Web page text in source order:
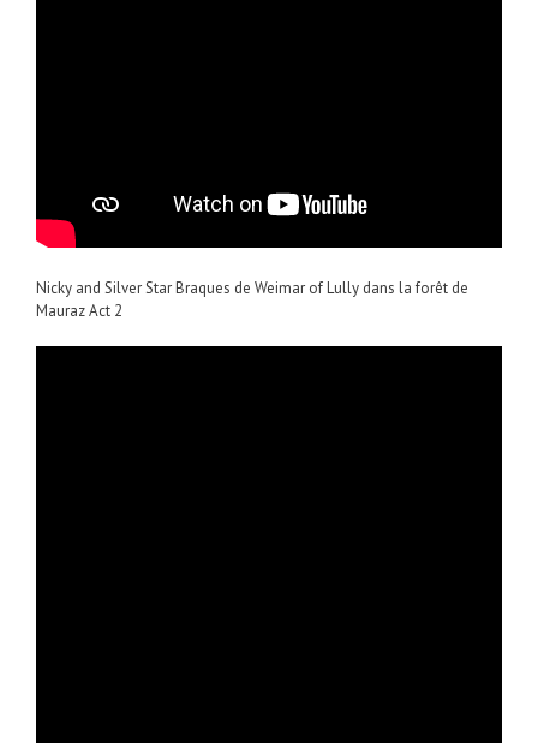
Nicky and Silver Star Braques de Weimar of Lully dans la forêt de
Mauraz Act 2